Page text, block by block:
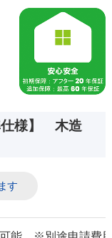
仕様】 木造